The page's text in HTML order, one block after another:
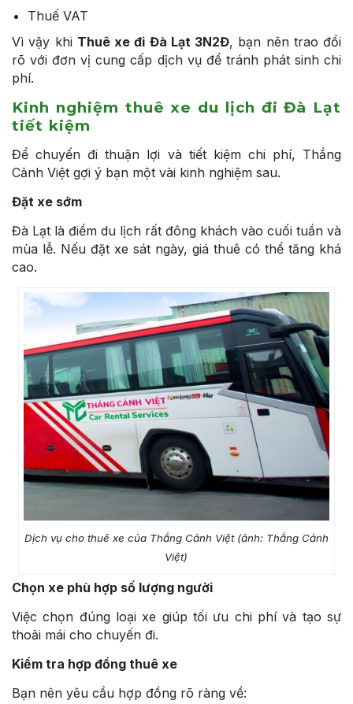
Thuế VAT
Vì vậy khi Thuê xe đi Đà Lạt 3N2Đ, bạn nên trao đổi
rõ với đơn vị cung cấp dịch vụ để tránh phát sinh chi
phí.
Kinh nghiệm thuê xe du lịch đi Đà Lạt
tiết kiệm
Để chuyến đi thuận lợi và tiết kiệm chi phí, Thắng
Cảnh Việt gợi ý bạn một vài kinh nghiệm sau.
Đặt xe sớm
Đà Lạt là điểm du lịch rất đông khách vào cuối tuần và
mùa lễ. Nếu đặt xe sát ngày, giá thuê có thể tăng khá
cao.
Dịch vụ cho thuê xe của Thắng Cảnh Việt (ảnh: Thắng Cảnh
Việt)
Chọn xe phù hợp số lượng người
Việc chọn đúng loại xe giúp tối ưu chi phí và tạo sự
thoải mái cho chuyến đi.
Kiểm tra hợp đồng thuê xe
Bạn nên yêu cầu hợp đồng rõ ràng về: